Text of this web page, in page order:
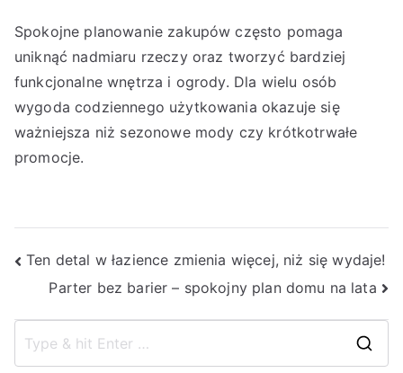
Spokojne planowanie zakupów często pomaga
uniknąć nadmiaru rzeczy oraz tworzyć bardziej
funkcjonalne wnętrza i ogrody. Dla wielu osób
wygoda codziennego użytkowania okazuje się
ważniejsza niż sezonowe mody czy krótkotrwałe
promocje.
Nawigacja
wpisu
Ten detal w łazience zmienia więcej, niż się wydaje!
Parter bez barier – spokojny plan domu na lata